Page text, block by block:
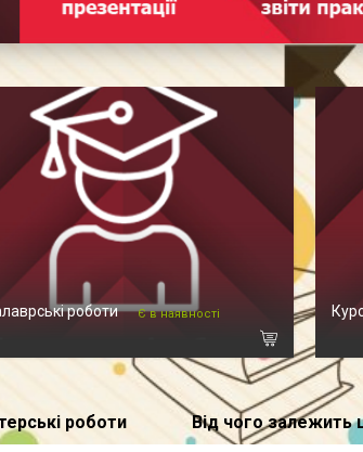
роботи Є в наявності
роботи Від чого залежить